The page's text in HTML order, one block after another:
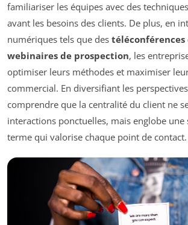
familiariser les équipes avec des
avant les besoins des clients. De plus, en
numériques tels que des téléconférences
webinaires de prospection, les
optimiser leurs méthodes et maximiser
commercial. En diversifiant les
comprendre que la centralité du client ne
interactions ponctuelles, mais englobe une
terme qui valorise chaque point de contact.